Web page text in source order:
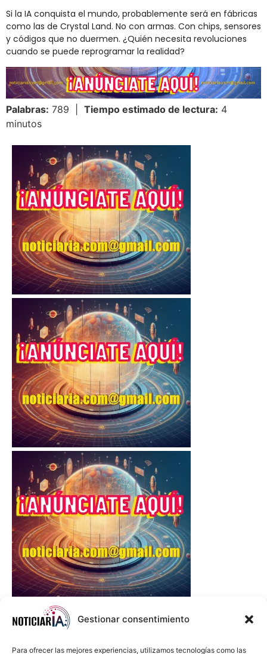
Gestionar consentimiento
Para ofrecer las mejores experiencias, utilizamos tecnologías como las
Si la IA conquista el mundo, probablemente será en fábricas
como las de Crystal Land. No con armas. Con chips, sensores
y códigos que no duermen. ¿Quién necesita revoluciones
cuando se puede reprogramar la realidad?
Palabras: 789 | Tiempo estimado de lectura: 4
minutos